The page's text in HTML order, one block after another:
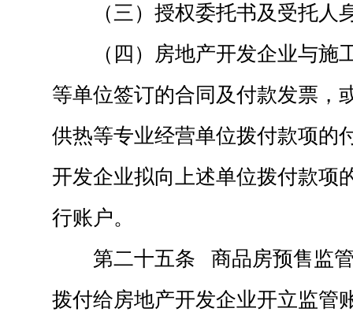
（三）授权委托书及受托人
（四）房地产开发企业与
等单位签订的合同及付款发票，
供热等专业经营单位拨付款项的
开发企业拟向上述单位拨付款项
行账户。
第二十五条 商品房预售监
拨付给房地产开发企业开立监管